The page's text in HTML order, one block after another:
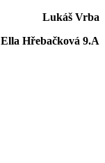
Lukáš Vrba
Ella Hřebačková 9.A